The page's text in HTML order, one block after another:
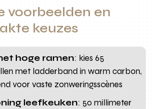
voorbeelden en
keuzes
hoge ramen: kies 65
met ladderband in warm carbon,
voor vaste zonweringsscènes
leefkeuken: 50 millimeter